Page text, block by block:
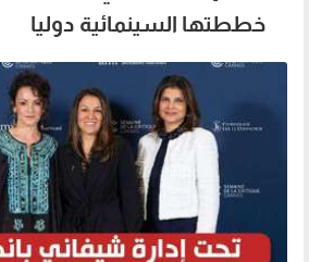
خططتها السينمائية دوليا